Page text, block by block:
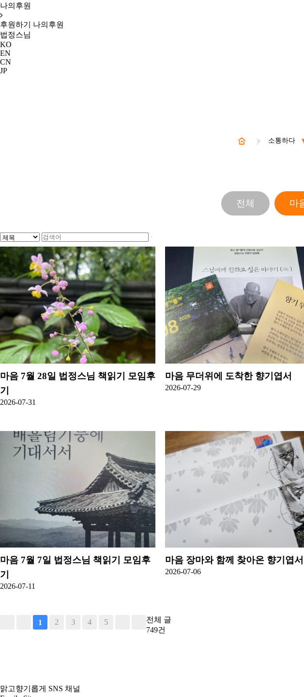
나의후원
후원하기
나의후원
법정스님
KO
EN
CN
JP
소통하다
전체 마
마음 7월 28일 법정스님 책읽기 모임후
기
2026-07-31
마음 무더위에 도착한 향기엽서
2026-07-29
마음 7월 7일 법정스님 책읽기 모임후
기
2026-07-11
마음 장마와 함께 찾아온 향기엽서
2026-07-06
1 2 3 4 5
전체 글
749건
맑고향기롭게 SNS 채널